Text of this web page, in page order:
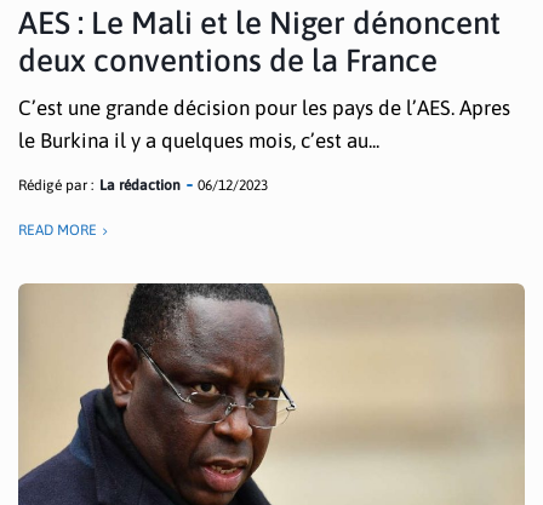
AES : Le Mali et le Niger dénoncent
deux conventions de la France
C’est une grande décision pour les pays de l’AES. Apres
le Burkina il y a quelques mois, c’est au...
Rédigé par : La rédaction 06/12/2023
READ MORE